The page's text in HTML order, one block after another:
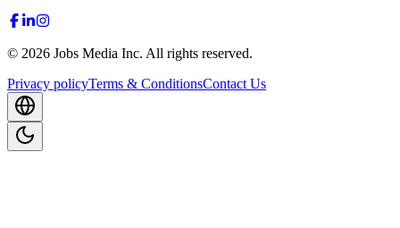
© 2026 Jobs Media Inc. All rights reserved.
Privacy policyTerms & ConditionsContact Us